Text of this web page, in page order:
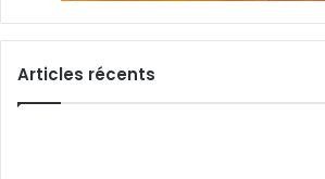
Articles récents